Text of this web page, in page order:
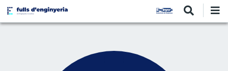
Vés
contingut